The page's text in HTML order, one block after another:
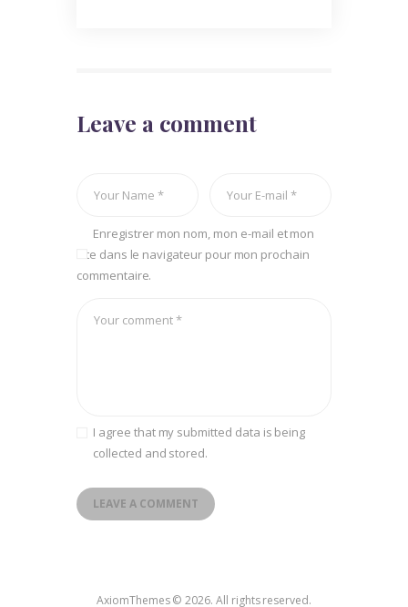
Leave a comment
Enregistrer mon nom, mon e-mail et mon
site dans le navigateur pour mon prochain
commentaire.
I agree that my submitted data is being
collected and stored.
AxiomThemes © 2026. All rights reserved.